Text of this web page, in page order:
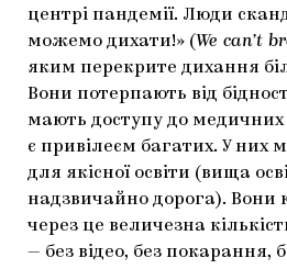
центрі пандемії. Люди
можемо дихати!» (We can’t
яким перекрите дихання
Вони потерпають від
мають доступу до медичних
є привілеєм багатих. У
для якісної освіти (вища
надзвичайно дорога). Вони
через це величезна
— без відео, без покарання,